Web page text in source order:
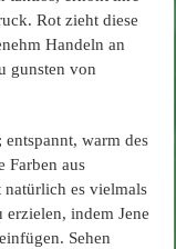
Rot zieht diese
Handeln an
gunsten von
warm des
Farben aus
natürlich es vielmals
indem Jene
Sehen